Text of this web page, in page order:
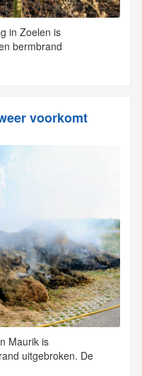
in Zoelen is
bermbrand
voorkomt
Maurik is
uitgebroken. De